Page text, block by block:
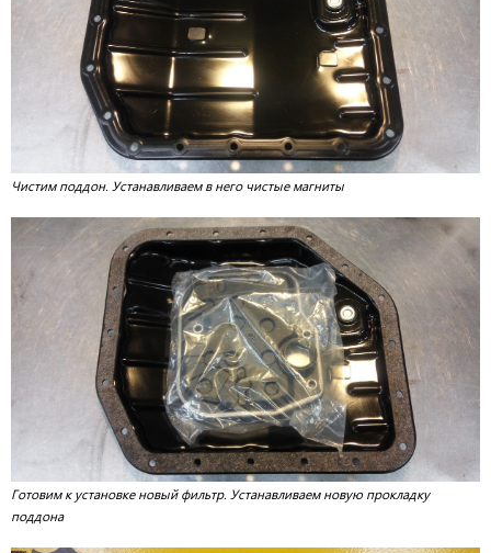
Чистим поддон. Устанавливаем в него чистые магниты
Готовим к установке новый фильтр. Устанавливаем новую прокладку
поддона